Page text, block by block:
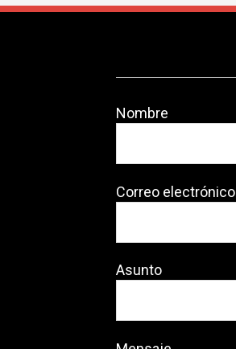
Nombre
Correo electrónico
Asunto